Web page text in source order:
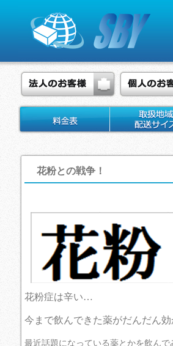
花粉との戦争！
花粉症は辛い…
今まで飲んできた薬がだんだん効
最近話題になっている薬とかを飲んで